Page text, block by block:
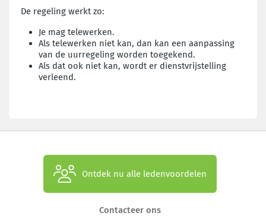
De regeling werkt zo:
Je mag telewerken.
Als telewerken niet kan, dan kan een aanpassing
van de uurregeling worden toegekend.
Als dat ook niet kan, wordt er dienstvrijstelling
verleend.
Ontdek nu alle ledenvoordelen
Contacteer ons